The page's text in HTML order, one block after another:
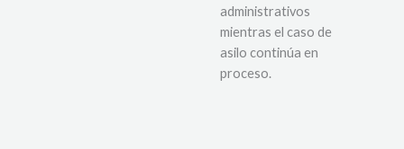
administrativos
mientras el caso de
asilo continúa en
proceso.